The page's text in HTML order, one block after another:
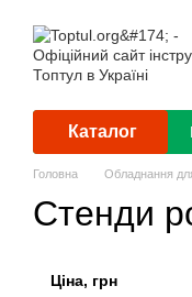
Каталог
Головна Обладнання
Стенди
Ціна, грн